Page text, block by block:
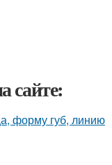
сайте:
форму губ, линию